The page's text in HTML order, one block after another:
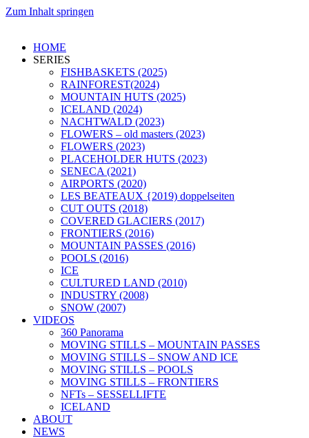
Zum Inhalt springen
HOME
SERIES
FISHBASKETS (2025)
RAINFOREST(2024)
MOUNTAIN HUTS (2025)
ICELAND (2024)
NACHTWALD (2023)
FLOWERS – old masters (2023)
FLOWERS (2023)
PLACEHOLDER HUTS (2023)
SENECA (2021)
AIRPORTS (2020)
LES BEATEAUX {2019) doppelseiten
CUT OUTS (2018)
COVERED GLACIERS (2017)
FRONTIERS (2016)
MOUNTAIN PASSES (2016)
POOLS (2016)
ICE
CULTURED LAND (2010)
INDUSTRY (2008)
SNOW (2007)
VIDEOS
360 Panorama
MOVING STILLS – MOUNTAIN PASSES
MOVING STILLS – SNOW AND ICE
MOVING STILLS – POOLS
MOVING STILLS – FRONTIERS
NFTs – SESSELLIFTE
ICELAND
ABOUT
NEWS